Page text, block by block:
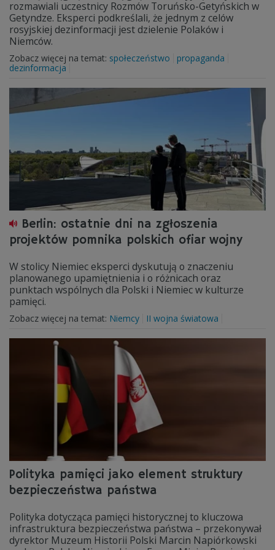
rozmawiali uczestnicy Rozmów Toruńsko-Getyńskich w
Getyndze. Eksperci podkreślali, że jednym z celów
rosyjskiej dezinformacji jest dzielenie Polaków i
Niemców.
Zobacz więcej na temat: społeczeństwo
propaganda
dezinformacja
Berlin: ostatnie dni na zgłoszenia
projektów pomnika polskich ofiar wojny
W stolicy Niemiec eksperci dyskutują o znaczeniu
planowanego upamiętnienia i o różnicach oraz
punktach wspólnych dla Polski i Niemiec w kulturze
pamięci.
Zobacz więcej na temat: Niemcy II wojna światowa
Polityka pamięci jako element struktury
bezpieczeństwa państwa
Polityka dotycząca pamięci historycznej to kluczowa
infrastruktura bezpieczeństwa państwa – przekonywał
dyrektor Muzeum Historii Polski Marcin Napiórkowski